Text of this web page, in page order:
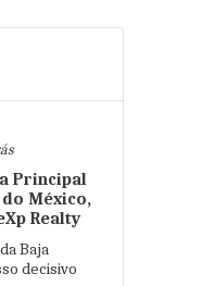
Principal
México,
Realty
Baja
decisivo